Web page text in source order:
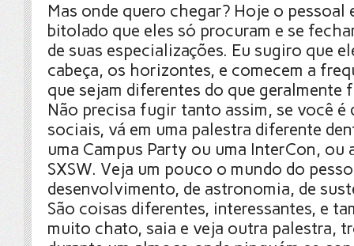
Mas onde quero chegar? Hoje o pessoal
bitolado que eles só procuram e se
de suas especializações. Eu sugiro que
cabeça, os horizontes, e comecem a
que sejam diferentes do que geralmente
Não precisa fugir tanto assim, se você é
sociais, vá em uma palestra diferente
uma Campus Party ou uma InterCon, ou
SXSW. Veja um pouco o mundo do
desenvolvimento, de astronomia, de
São coisas diferentes, interessantes, e
muito chato, saia e veja outra palestra,